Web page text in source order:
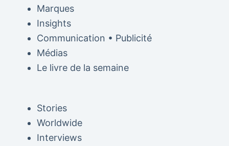
Marques
Insights
Communication • Publicité
Médias
Le livre de la semaine
Stories
Worldwide
Interviews